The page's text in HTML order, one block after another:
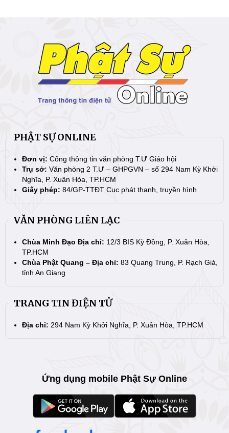
PHẬT SỰ ONLINE
Đơn vị: Cổng thông tin văn phòng T.Ư Giáo hội
Trụ sở: Văn phòng 2 T.Ư – GHPGVN – số 294 Nam Kỳ Khởi
Nghĩa, P. Xuân Hòa, TP.HCM
Giấy phép: 84/GP-TTĐT Cục phát thanh, truyền hình
VĂN PHÒNG LIÊN LẠC
Chùa Minh Đạo Địa chỉ: 12/3 BIS Kỳ Đồng, P. Xuân Hòa,
TP.HCM
Chùa Phật Quang – Địa chỉ: 83 Quang Trung, P. Rạch Giá,
tỉnh An Giang
TRANG TIN ĐIỆN TỬ
Địa chỉ: 294 Nam Kỳ Khởi Nghĩa, P. Xuân Hòa, TP.HCM
Ứng dụng mobile Phật Sự Online